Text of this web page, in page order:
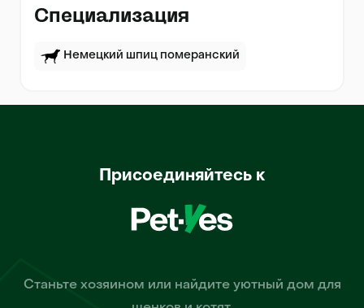
Специализация
Немецкий шпиц померанский
Присоединяйтесь к
Станьте хозяином или найдите уютный дом для